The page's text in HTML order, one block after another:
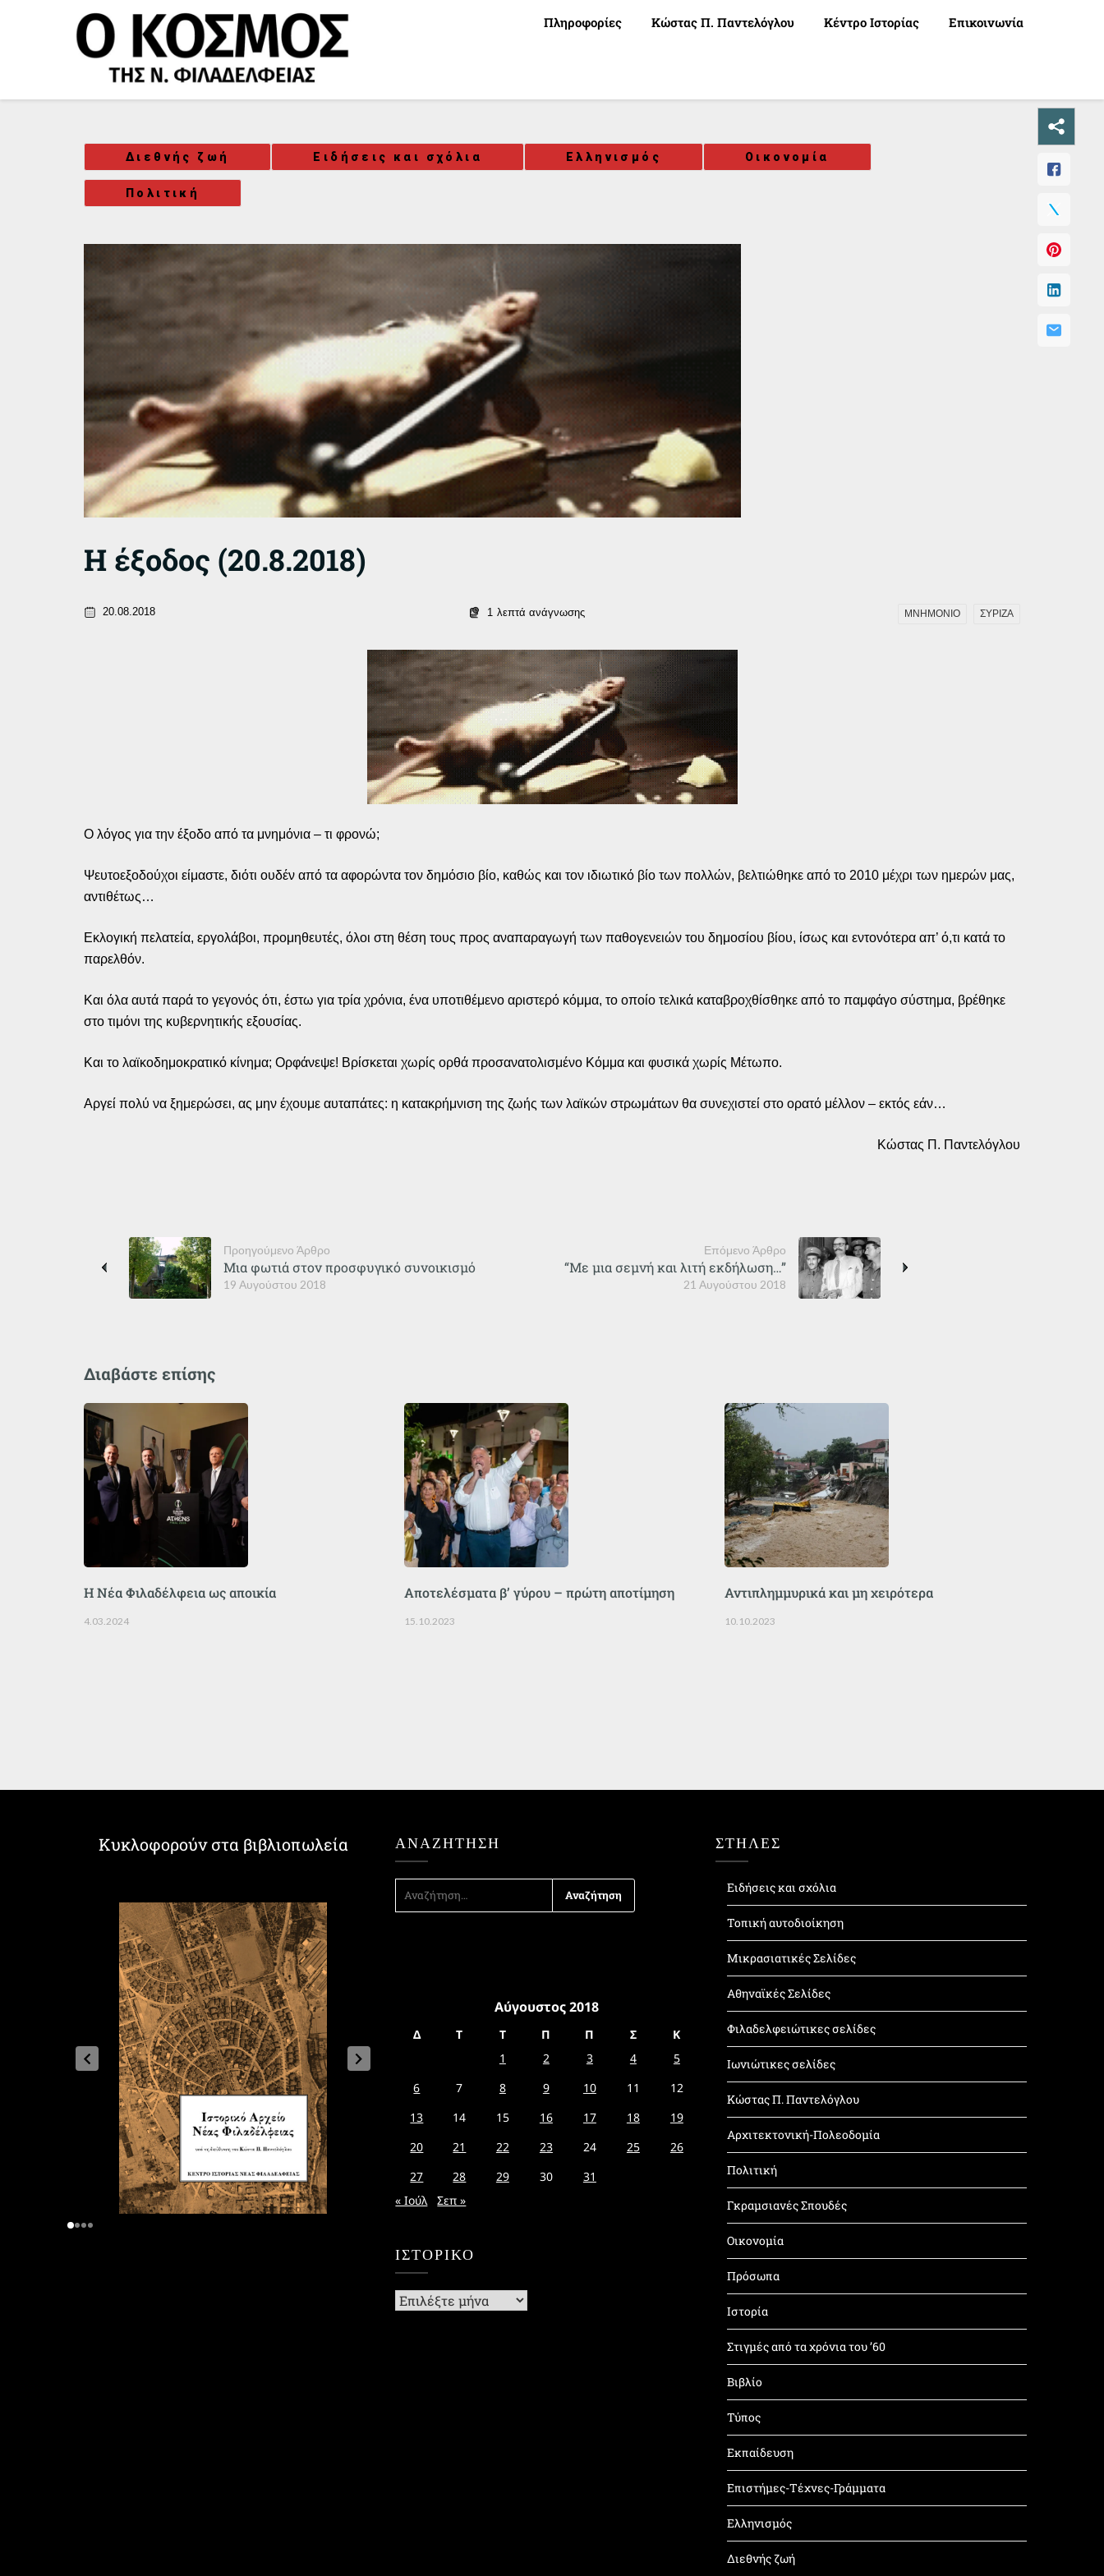
Πληροφορίες Κώστας Π. Παντελόγλου Κέντρο Ιστορίας Επικοινωνία
Διεθνής ζωή Ειδήσεις και σχόλια Ελληνισμός Οικονομία
Πολιτική
Η έξοδος (20.8.2018)
20.08.2018 1 λεπτά ανάγνωσης ΜΝΗΜΟΝΙΟ ΣΥΡΙΖΑ
Ο λόγος για την έξοδο από τα μνημόνια – τι φρονώ;
Ψευτοεξοδούχοι είμαστε, διότι ουδέν από τα αφορώντα τον δημόσιο βίο, καθώς και τον ιδιωτικό βίο των πολλών, βελτιώθηκε από το 2010 μέχρι των ημερών μας,
αντιθέτως…
Εκλογική πελατεία, εργολάβοι, προμηθευτές, όλοι στη θέση τους προς αναπαραγωγή των παθογενειών του δημοσίου βίου, ίσως και εντονότερα απ’ ό,τι κατά το
παρελθόν.
Και όλα αυτά παρά το γεγονός ότι, έστω για τρία χρόνια, ένα υποτιθέμενο αριστερό κόμμα, το οποίο τελικά καταβροχθίσθηκε από το παμφάγο σύστημα, βρέθηκε
στο τιμόνι της κυβερνητικής εξουσίας.
Και το λαϊκοδημοκρατικό κίνημα; Ορφάνεψε! Βρίσκεται χωρίς ορθά προσανατολισμένο Κόμμα και φυσικά χωρίς Μέτωπο.
Αργεί πολύ να ξημερώσει, ας μην έχουμε αυταπάτες: η κατακρήμνιση της ζωής των λαϊκών στρωμάτων θα συνεχιστεί στο ορατό μέλλον – εκτός εάν…
Κώστας Π. Παντελόγλου
Προηγούμενο Άρθρο
19 Αυγούστου 2018
Μια φωτιά στον προσφυγικό συνοικισμό
Επόμενο Άρθρο
21 Αυγούστου 2018
“Με μια σεμνή και λιτή εκδήλωση…”
Διαβάστε επίσης
Η Νέα Φιλαδέλφεια ως αποικία
4.03.2024
Αποτελέσματα β’ γύρου – πρώτη αποτίμηση
15.10.2023
Αντιπλημμυρικά και μη χειρότερα
10.10.2023
Κυκλοφορούν στα βιβλιοπωλεία ΑΝΑΖΉΤΗΣΗ
ΑΝΑΖΉΤΗΣΗ
ΓΙΑ:
Αύγουστος 2018
Δ Τ Τ Π Π Σ
Κ
1
2 3 4
5
6
7 8 9 10 11
12
13
14 15 16 17 18
19
20
21 22 23 24 25
26
27
28 29 30
31
« Ιούλ
Σεπ »
ΙΣΤΟΡΙΚΌ
Ιστορικό
ΣΤΗΛΕΣ
Ειδήσεις και σχόλια
Τοπική αυτοδιοίκηση
Μικρασιατικές Σελίδες
Αθηναϊκές Σελίδες
Φιλαδελφειώτικες σελίδες
Ιωνιώτικες σελίδες
Κώστας Π. Παντελόγλου
Αρχιτεκτονική-Πολεοδομία
Πολιτική
Γκραμσιανές Σπουδές
Οικονομία
Πρόσωπα
Ιστορία
Στιγμές από τα χρόνια του ’60
Βιβλίο
Τύπος
Εκπαίδευση
Επιστήμες-Τέχνες-Γράμματα
Ελληνισμός
Διεθνής ζωή